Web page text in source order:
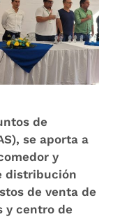
de
se aporta a
y
distribución
de venta de
y centro de